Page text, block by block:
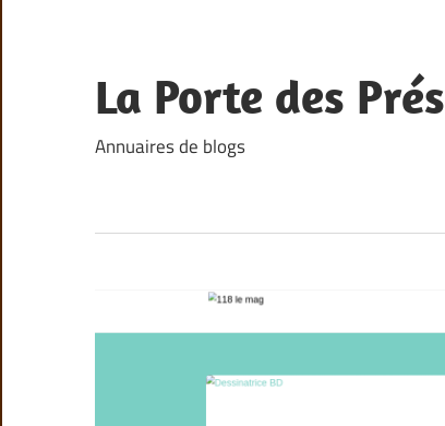
content
La Porte des Prés
Annuaires de blogs